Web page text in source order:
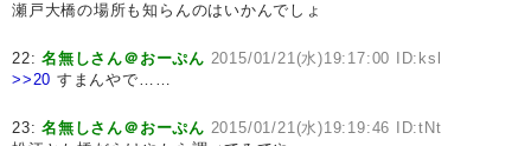
瀬戸大橋の場所も知らんのはいかんでしょ
22:名無しさん＠おーぷん 2015/01/21(水)19:17:00 ID:ksl
>>20 すまんやで……
23:名無しさん＠おーぷん 2015/01/21(水)19:19:46 ID:tNt